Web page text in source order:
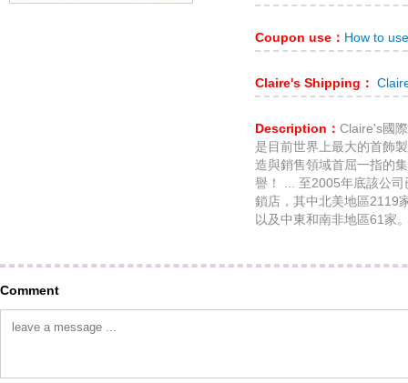
Coupon use： How to
Claire's Shipping：
Description： Claire's國
是目前世界上最大的首飾
造與銷售領域首屈一指的
譽！ ... 至2005年底該公
鎖店，其中北美地區2119
以及中東和南非地區61家
Comment